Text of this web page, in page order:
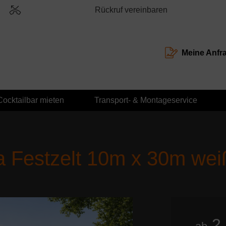
Rückruf vereinbaren
Meine
mieten Transport- & Montageservice
Festzelt 10m x 30m